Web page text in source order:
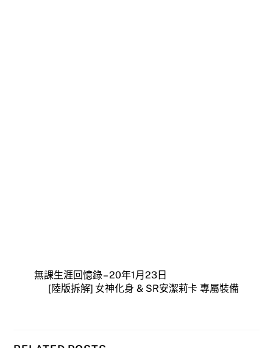
無課生涯回憶錄 – 20年1月23日
[陸版拆解] 女神化身 & SR安潔莉卡 專屬裝備